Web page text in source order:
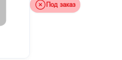
Под заказ